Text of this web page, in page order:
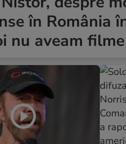
în România
nu aveam